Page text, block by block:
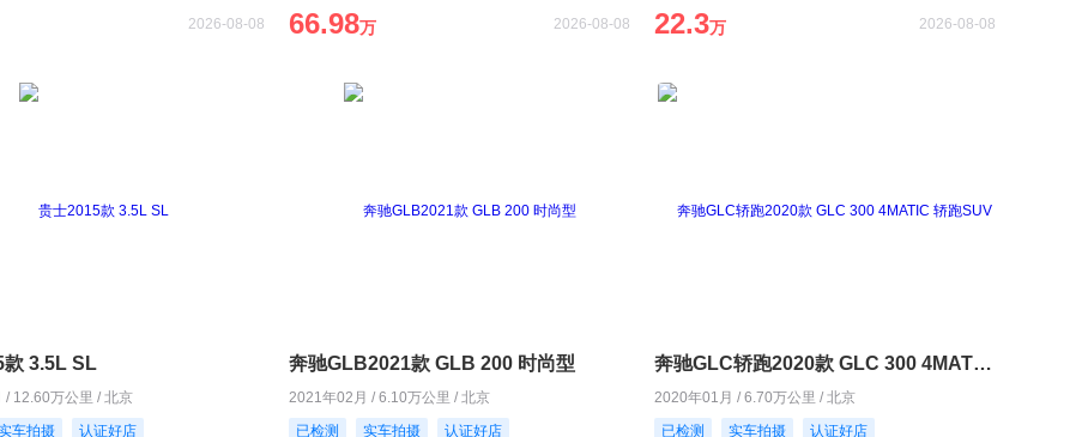
2026-08-08 66.98万 2026-08-08 22.3万 2026-08-08
款 3.5L SL
/ 12.60万公里 / 北京
车拍摄 认证好店
奔驰GLB2021款 GLB 200 时尚型
2021年02月 / 6.10万公里 / 北京
已检测
实车拍摄 认证好店
奔驰GLC轿跑2020款 GLC 300 4MATIC 轿跑SUV
2020年01月 / 6.70万公里 / 北京
已检测
实车拍摄 认证好店